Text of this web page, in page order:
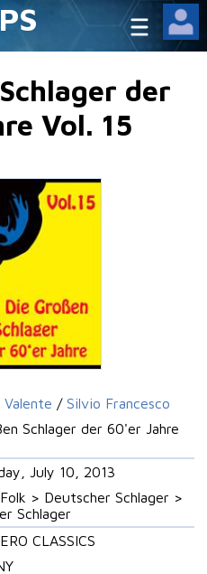
der
Vol. 15
/ Silvio Francesco
Schlager der 60'er Jahre
July 10, 2013
> Deutscher Schlager >
Schlager
CLASSICS